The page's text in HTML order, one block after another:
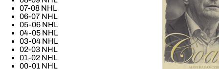
07-08 NHL
06-07 NHL
05-06 NHL
04-05 NHL
03-04 NHL
02-03 NHL
01-02 NHL
00-01 NHL